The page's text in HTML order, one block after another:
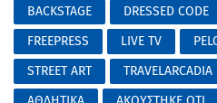
BACKSTAGE DRESSED CODE
FREEPRESS
LIVE TV
STREET ART
TRAVELARCADIA